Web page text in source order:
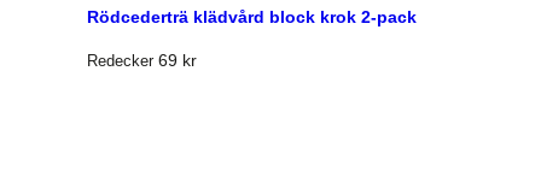
Rödcederträ klädvård block krok 2-pack
Redecker 69 kr